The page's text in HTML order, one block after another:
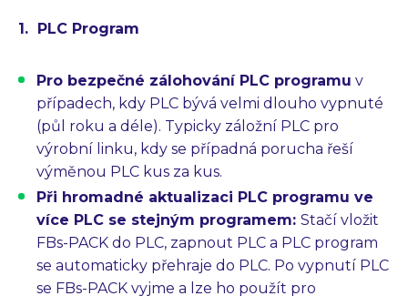
1. PLC Program
Pro bezpečné zálohování PLC programu v
případech, kdy PLC bývá velmi dlouho vypnuté
(půl roku a déle). Typicky záložní PLC pro
výrobní linku, kdy se případná porucha řeší
výměnou PLC kus za kus.
Při hromadné aktualizaci PLC programu ve
více PLC se stejným programem: Stačí vložit
FBs-PACK do PLC, zapnout PLC a PLC program
se automaticky přehraje do PLC. Po vypnutí PLC
se FBs-PACK vyjme a lze ho použít pro